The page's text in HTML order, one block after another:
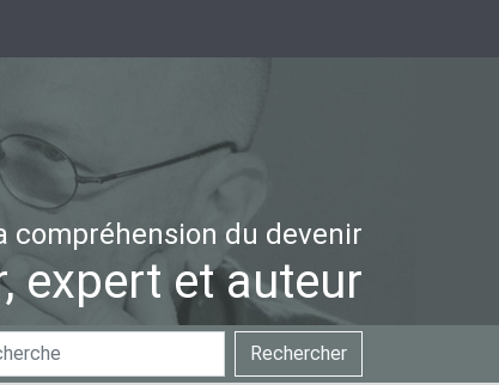
compréhension du devenir
expert et auteur
Rechercher